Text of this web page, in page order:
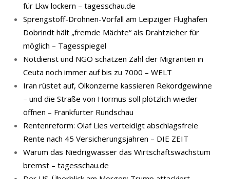
für Lkw lockern – tagesschau.de
Sprengstoff-Drohnen-Vorfall am Leipziger Flughafen
Dobrindt hält „fremde Mächte“ als Drahtzieher für
möglich – Tagesspiegel
Notdienst und NGO schätzen Zahl der Migranten in
Ceuta noch immer auf bis zu 7000 – WELT
Iran rüstet auf, Ölkonzerne kassieren Rekordgewinne
– und die Straße von Hormus soll plötzlich wieder
öffnen – Frankfurter Rundschau
Rentenreform: Olaf Lies verteidigt abschlagsfreie
Rente nach 45 Versicherungsjahren – DIE ZEIT
Warum das Niedrigwasser das Wirtschaftswachstum
bremst – tagesschau.de